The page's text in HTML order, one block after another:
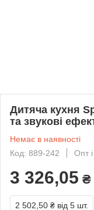
Дитяча кухня
та звукові
Немає в наявності
Код: 889-242
Опт
3 326,05 ₴
2 502,50 ₴ від 5 шт.